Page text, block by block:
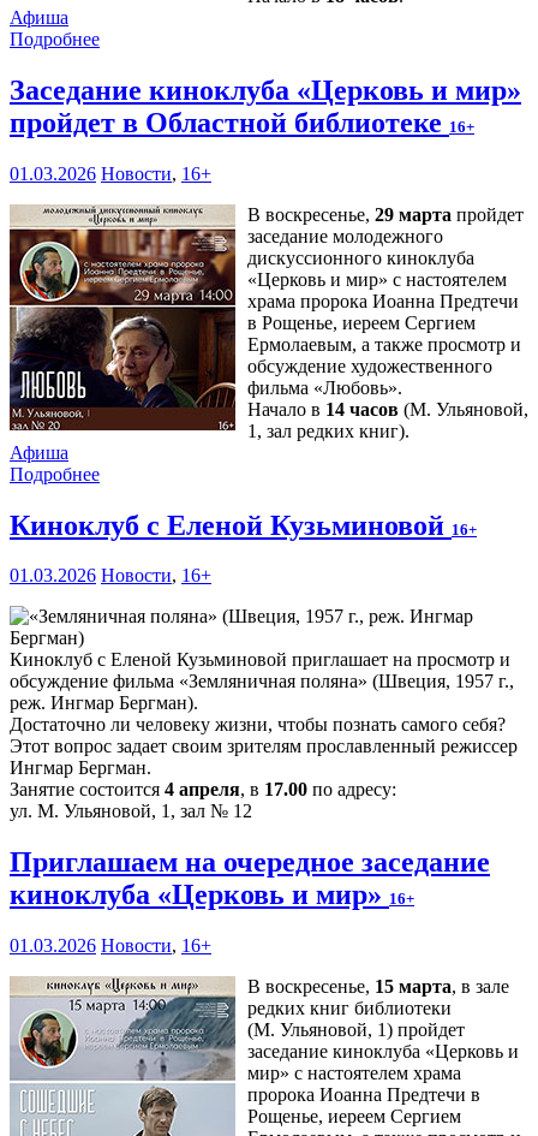
Афиша
Подробнее
Заседание киноклуба «Церковь и мир»
пройдет в Областной библиотеке 16+
01.03.2026 Новости, 16+
В воскресенье, 29 марта пройдет
заседание молодежного
дискуссионного киноклуба
«Церковь и мир» с настоятелем
храма пророка Иоанна Предтечи
в Рощенье, иереем Сергием
Ермолаевым, а также просмотр и
обсуждение художественного
фильма «Любовь».
Начало в 14 часов (М. Ульяновой,
1, зал редких книг).
Афиша
Подробнее
Киноклуб с Еленой Кузьминовой 16+
01.03.2026 Новости, 16+
Киноклуб с Еленой Кузьминовой приглашает на просмотр и
обсуждение фильма «Земляничная поляна» (Швеция, 1957 г.,
реж. Ингмар Бергман).
Достаточно ли человеку жизни, чтобы познать самого себя?
Этот вопрос задает своим зрителям прославленный режиссер
Ингмар Бергман.
Занятие состоится 4 апреля, в 17.00 по адресу:
ул. М. Ульяновой, 1, зал № 12
Приглашаем на очередное заседание
киноклуба «Церковь и мир» 16+
01.03.2026 Новости, 16+
В воскресенье, 15 марта, в зале
редких книг библиотеки
(М. Ульяновой, 1) пройдет
заседание киноклуба «Церковь и
мир» с настоятелем храма
пророка Иоанна Предтечи в
Рощенье, иереем Сергием